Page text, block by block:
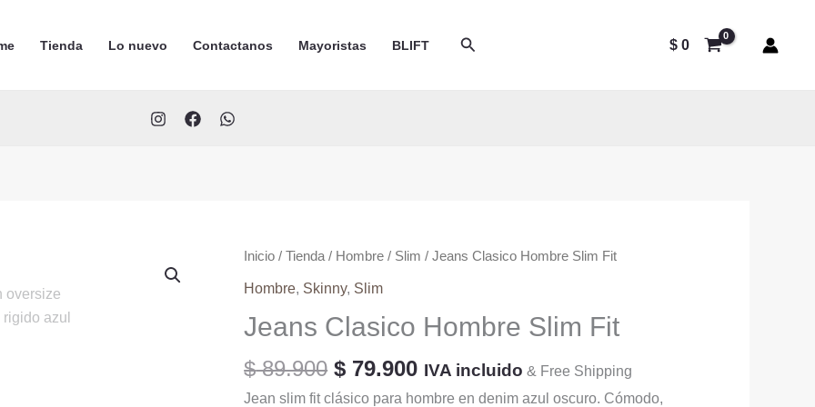
Tienda Lo nuevo Contactanos Mayoristas BLIFT Buscar $0
Inicio /Tienda / Hombre / Slim / Jeans Clasico Hombre Slim Fit
Hombre, Skinny, Slim
Jeans Clasico Hombre Slim Fit
$89.900 El
precio
$ 79.900El
precio
IVA incluido & Free Shipping
Jean slim fit clásico para hombre en denim azul oscuro. Cómodo,